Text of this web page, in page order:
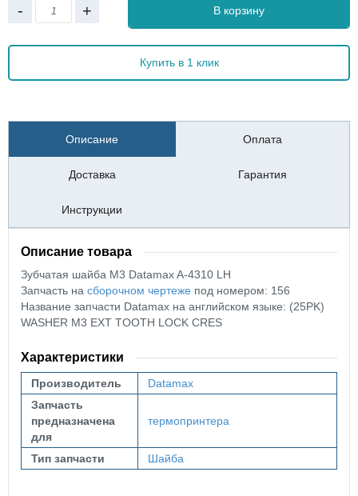
- + В корзину
Купить в 1 клик
Описание Оплата
Доставка Гарантия
Инструкции
Описание товара
Зубчатая шайба М3 Datamax A-4310 LH
Запчасть на сборочном чертеже под номером: 156
Название запчасти Datamax на английском языке: (25PK)
WASHER M3 EXT TOOTH LOCK CRES
Характеристики
Производитель
Datamax
Запчасть
предназначена
для
термопринтера
Тип запчасти Шайба